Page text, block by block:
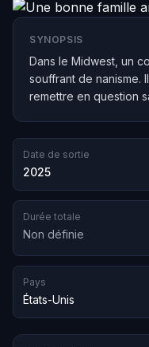
SYNOPSIS
Dans le Midwest, un
souffrant de nanisme.
remettre en question
Date de sortie
2025
Durée totale
Non définie
Pays
États-Unis